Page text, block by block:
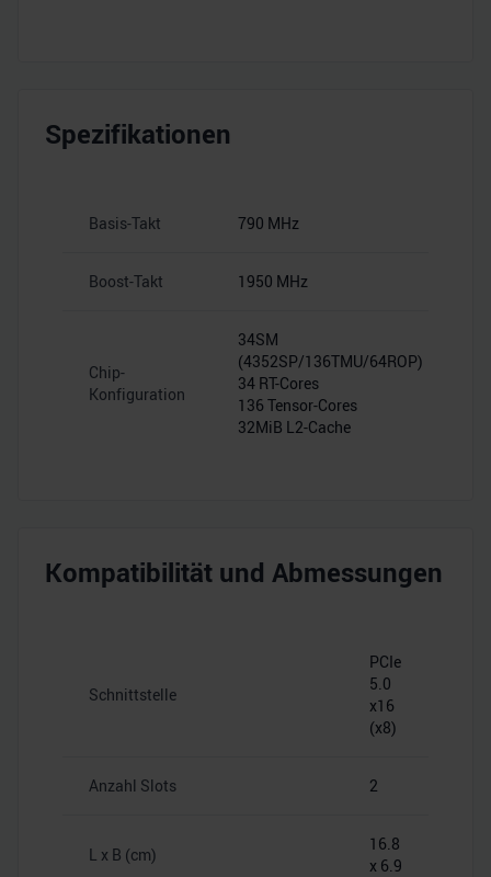
Spezifikationen
Basis-Takt 790 MHz
Boost-Takt 1950 MHz
Chip-
Konfiguration
34SM
(4352SP/136TMU/64ROP)
34 RT-Cores
136 Tensor-Cores
32MiB L2-Cache
Kompatibilität und Abmessungen
Schnittstelle
PCIe
5.0
x16
(x8)
Anzahl Slots 2
L x B (cm)
16.8
x 6.9